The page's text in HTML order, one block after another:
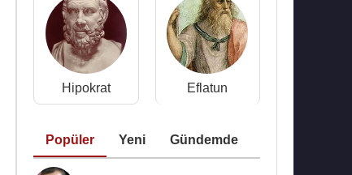
Hipokrat Eflatun
Popüler Yeni Gündemde